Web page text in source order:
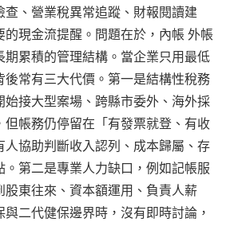
查、營業稅異常追蹤、財報閱讀建
現金流提醒。問題在於，內帳 外帳
期累積的管理結構。當企業只用最低
後常有三大代價。第一是結構性稅務
始接大型案場、跨縣市委外、海外採
但帳務仍停留在「有發票就登、有收
協助判斷收入認列、成本歸屬、存
第二是專業人力缺口，例如記帳服
東往來、資本額運用、負責人薪
二代健保邊界時，沒有即時討論，